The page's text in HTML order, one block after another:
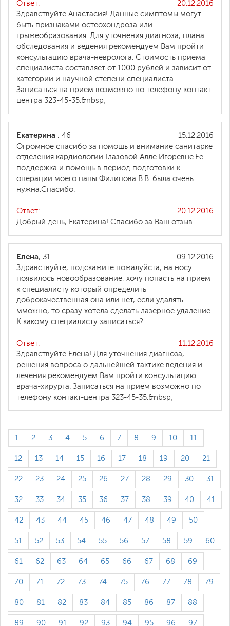
20.12.2016
Ответ:
Здравствуйте Анастасия! Данные симптомы могут
быть признаками остеохондроза или
грыжеобразования. Для уточнения диагноза, плана
обследования и ведения рекомендуем Вам пройти
консультацию врача-невролога. Стоимость приема
специалиста составляет от 1000 рублей и зависит от
категории и научной степени специалиста.
Записаться на прием возможно по телефону контакт-
центра 323-45-35.&nbsp;
15.12.2016
Екатерина , 46
Огромное спасибо за помощь и внимание санитарке
отделения кардиологии Глазовой Алле Игоревне.Ее
поддержка и помощь в период подготовки к
операции моего папы Филипова В.В. была очень
нужна.Спасибо.
20.12.2016
Ответ:
Добрый день, Екатерина! Спасибо за Ваш отзыв.
09.12.2016
Елена, 31
Здравствуйте, подскажите пожалуйста, на носу
появилось новообразование, хочу попасть на прием
к специалисту который определить
доброкачественная она или нет, если удалять
мможно, то сразу хотела сделать лазерное удаление.
К какому специалисту записаться?
11.12.2016
Ответ:
Здравствуйте Елена! Для уточнения диагноза,
решения вопроса о дальнейшей тактике ведения и
лечения рекомендуем Вам пройти консультацию
врача-хирурга. Записаться на прием возможно по
телефону контакт-центра 323-45-35.&nbsp;
1 2 3 4 5 6 7 8 9 10 11
12 13 14 15 16 17 18 19 20 21
22 23 24 25 26 27 28 29 30 31
32 33 34 35 36 37 38 39 40 41
42 43 44 45 46 47 48 49 50
51 52 53 54 55 56 57 58 59 60
61 62 63 64 65 66 67 68 69
70 71 72 73 74 75 76 77 78 79
80 81 82 83 84 85 86 87 88
89 90 91 92 93 94 95 96 97